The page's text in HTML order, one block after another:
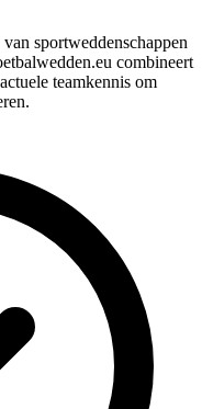
sportweddenschappen
combineert
teamkennis om